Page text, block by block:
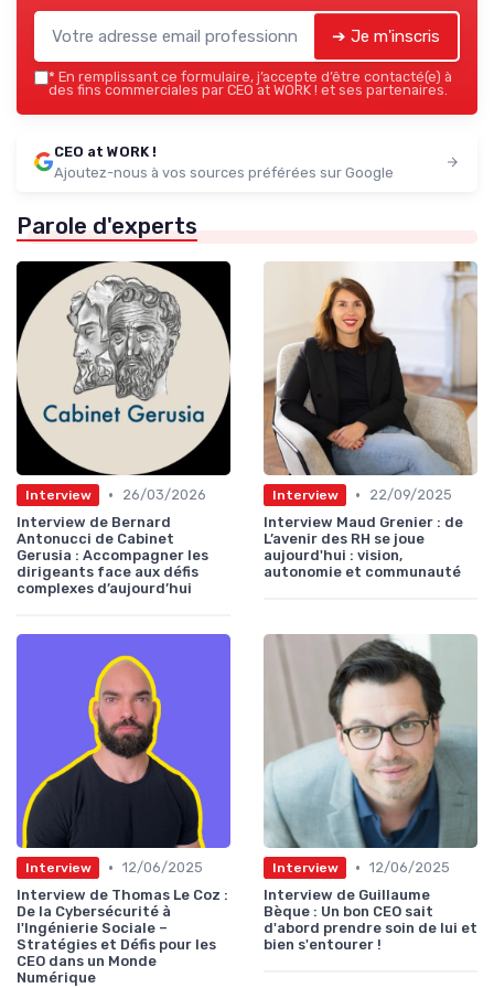
➔ Je m'inscris
* En remplissant ce formulaire, j’accepte d’être contacté(e) à
des fins commerciales par CEO at WORK ! et ses partenaires.
CEO at WORK !
Ajoutez-nous à vos sources préférées sur Google
Parole d'experts
Interview •
26/03/2026
Interview de Bernard
Antonucci de Cabinet
Gerusia : Accompagner les
dirigeants face aux défis
complexes d’aujourd’hui
Interview •
22/09/2025
Interview Maud Grenier : de
L’avenir des RH se joue
aujourd'hui : vision,
autonomie et communauté
Interview • 12/06/2025
Interview de Thomas Le Coz :
De la Cybersécurité à
l'Ingénierie Sociale –
Stratégies et Défis pour les
CEO dans un Monde
Numérique
Interview • 12/06/2025
Interview de Guillaume
Bèque : Un bon CEO sait
d'abord prendre soin de lui et
bien s'entourer !